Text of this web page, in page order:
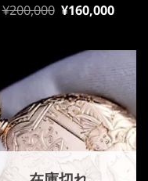
元
¥200,000
で
し
た。
¥200,000 現
格
¥200,000
で
す。
¥160,000